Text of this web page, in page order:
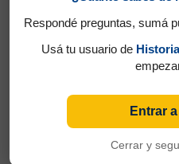
Respondé preguntas, sumá
Usá tu usuario de
Entrar
Cerrar y